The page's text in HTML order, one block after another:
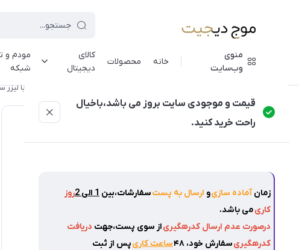
منوی
وب‌سایت
خانه محصولات
کالای
دیجیتال
مودم و
شبکه
قیمت و موجودی سایت بروز می باشد،باخیال
راحت خرید کنید.
زمان آماده سازیو ارسال به پستسفارشات،بین 1 الی 2
روز
کاریمی باشد.
درصورت عدم ارسال کدرهگیریاز سوی پست،جهت دریافت
کدرهگیریسفارش خود، ۴۸ ساعت کاریپس از ثبت